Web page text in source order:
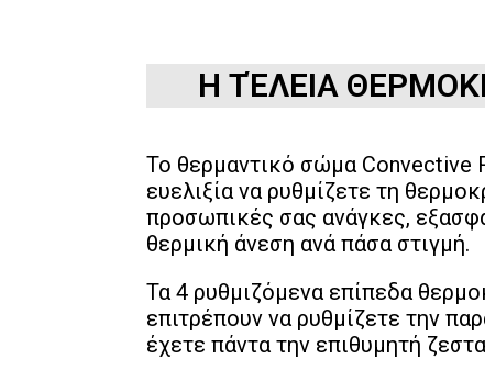
Η ΤΈΛΕΙΑ
Το θερμαντικό σώμα Convective
ευελιξία να ρυθμίζετε τη
προσωπικές σας ανάγκες,
θερμική άνεση ανά πάσα στιγμή.
Τα 4 ρυθμιζόμενα επίπεδα
επιτρέπουν να ρυθμίζετε την
έχετε πάντα την επιθυμητή